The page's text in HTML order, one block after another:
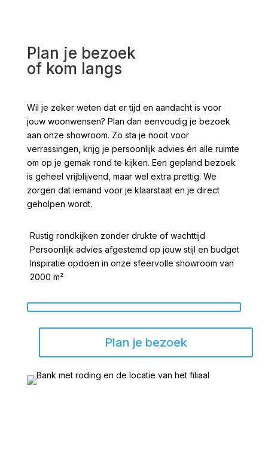
Plan je bezoek
of kom langs
Wil je zeker weten dat er tijd en aandacht is voor
jouw woonwensen? Plan dan eenvoudig je bezoek
aan onze showroom. Zo sta je nooit voor
verrassingen, krijg je persoonlijk advies én alle ruimte
om op je gemak rond te kijken. Een gepland bezoek
is geheel vrijblijvend, maar wel extra prettig. We
zorgen dat iemand voor je klaarstaat en je direct
geholpen wordt.
Rustig rondkijken zonder drukte of wachttijd
Persoonlijk advies afgestemd op jouw stijl en budget
Inspiratie opdoen in onze sfeervolle showroom van
2000 m²
Plan je bezoek